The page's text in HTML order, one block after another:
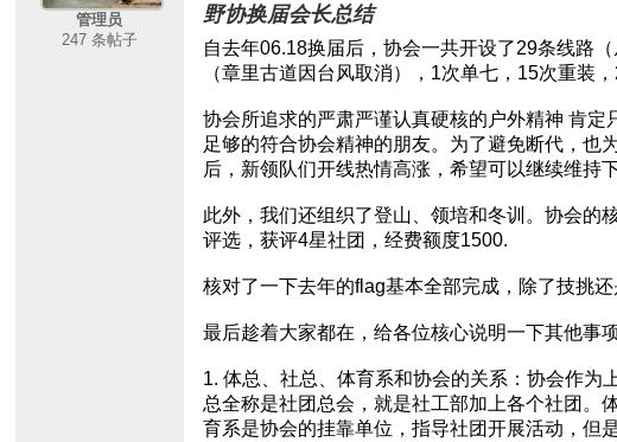
管理员
247 条帖子
野协换届会长总结
自去年06.18换届后，协会一共开设了29条线路
（章里古道因台风取消），1次单七，15次重装
协会所追求的严肃严谨认真硬核的户外精神 肯
足够的符合协会精神的朋友。为了避免断代，也
后，新领队们开线热情高涨，希望可以继续维持
此外，我们还组织了登山、领培和冬训。协会的
评选，获评4星社团，经费额度1500.
核对了一下去年的flag基本全部完成，除了技挑
最后趁着大家都在，给各位核心说明一下其他事项
1. 体总、社总、体育系和协会的关系：协会作为
总全称是社团总会，就是社工部加上各个社团。
育系是协会的挂靠单位，指导社团开展活动，但